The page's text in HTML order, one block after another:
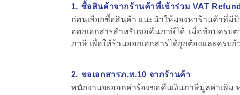
1. ซื้อสินค้าจากร้านค้าที่เข้าร่วม VAT Refund
ก่อนเลือกซื้อสินค้า แนะนำให้มองหาร้านค้าที่มีป้
ออกเอกสารสำหรับขอคืนภาษีได้ เมื่อช้อปครบ
ภาษี เพื่อให้ร้านออกเอกสารได้ถูกต้องและคร
2. ขอเอกสารภ.พ.10 จากร้านค้า
พนักงานจะออกคำร้องขอคืนเงินภาษีมูลค่าเพิ่ม